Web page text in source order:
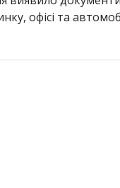
офісі та